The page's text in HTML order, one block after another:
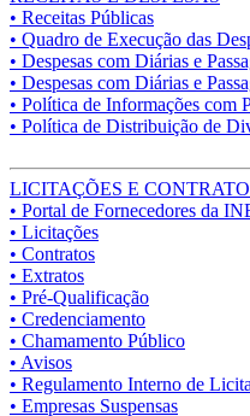
• Receitas Públicas
• Quadro de Execução das
• Despesas com Diárias e
• Despesas com Diárias e
• Política de Informações com
• Política de Distribuição de
LICITAÇÕES E
• Portal de Fornecedores da
• Licitações
• Contratos
• Extratos
• Pré-Qualificação
• Credenciamento
• Chamamento Público
• Avisos
• Regulamento Interno de
• Empresas Suspensas